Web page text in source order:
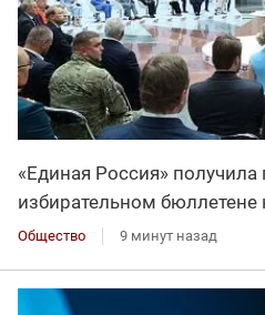
«Единая Россия» получила
избирательном бюллетене
Общество 9 минут назад